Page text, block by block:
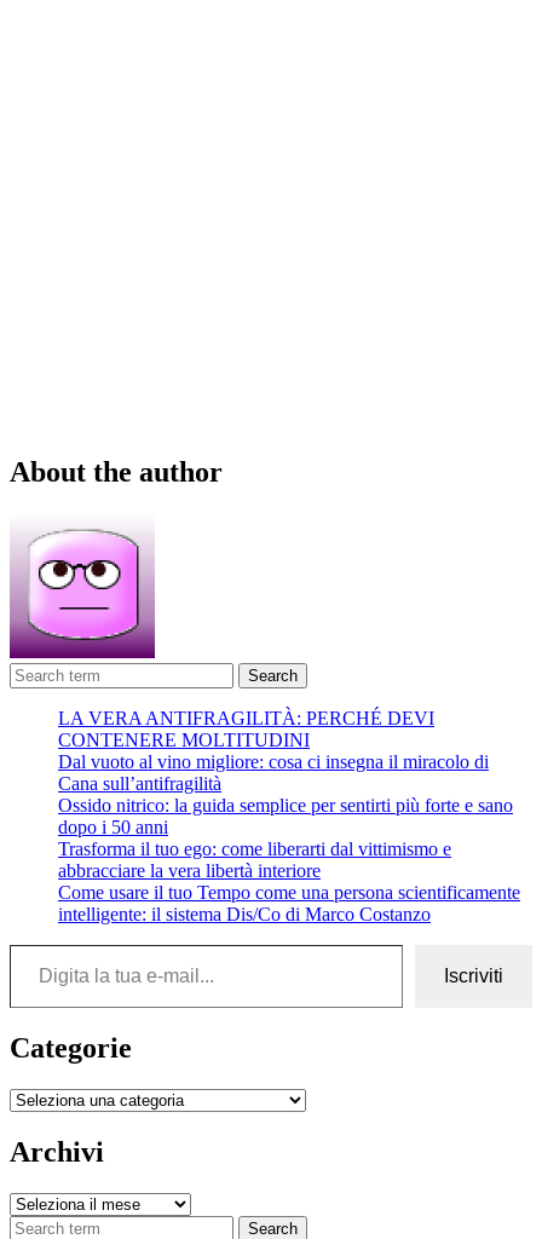
About the author
Search
LA VERA ANTIFRAGILITÀ: PERCHÉ DEVI
CONTENERE MOLTITUDINI
Dal vuoto al vino migliore: cosa ci insegna il miracolo di
Cana sull’antifragilità
Ossido nitrico: la guida semplice per sentirti più forte e sano
dopo i 50 anni
Trasforma il tuo ego: come liberarti dal vittimismo e
abbracciare la vera libertà interiore
Come usare il tuo Tempo come una persona scientificamente
intelligente: il sistema Dis/Co di Marco Costanzo
Digita la tua e-mail...
Iscriviti
Categorie
Categorie
Archivi
Archivi
Search